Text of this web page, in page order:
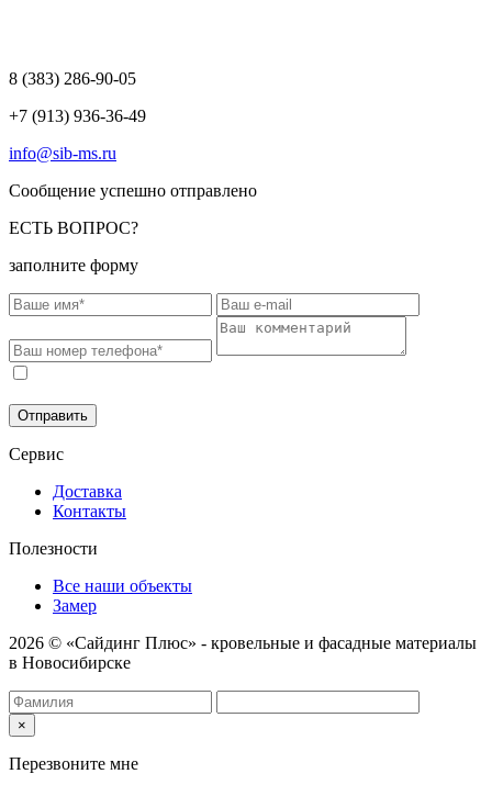
8 (383) 286-90-05
+7 (913) 936-36-49
info@sib-ms.ru
Сообщение успешно отправлено
ЕСТЬ ВОПРОС?
заполните форму
Отправить
Сервис
Доставка
Контакты
Полезности
Все наши объекты
Замер
2026 © «Сайдинг Плюс» - кровельные и фасадные материалы
в Новосибирске
×
Перезвоните мне